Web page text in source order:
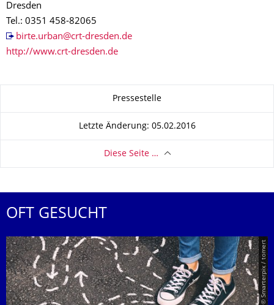
Dresden
Tel.: 0351 458-82065
birte.urban@crt-dresden.de
http://www.crt-dresden.de
Pressestelle
Letzte Änderung: 05.02.2016
Diese Seite …
OFT GESUCHT
© Smarterpix / tomert